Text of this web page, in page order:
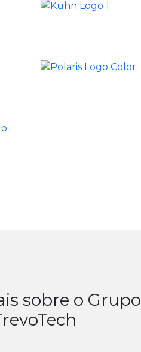
sobre o Grupo